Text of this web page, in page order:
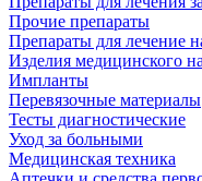
Прочие препараты
Препараты для лечение
Изделия медицинского
Импланты
Перевязочные материалы
Тесты диагностические
Уход за больными
Медицинская техника